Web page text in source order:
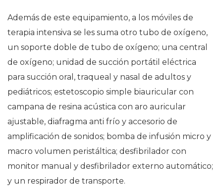
Además de este equipamiento, a los móviles de
terapia intensiva se les suma otro tubo de oxígeno,
un soporte doble de tubo de oxígeno; una central
de oxígeno; unidad de succión portátil eléctrica
para succión oral, traqueal y nasal de adultos y
pediátricos; estetoscopio simple biauricular con
campana de resina acústica con aro auricular
ajustable, diafragma anti frío y accesorio de
amplificación de sonidos; bomba de infusión micro y
macro volumen peristáltica; desfibrilador con
monitor manual y desfibrilador externo automático;
y un respirador de transporte.